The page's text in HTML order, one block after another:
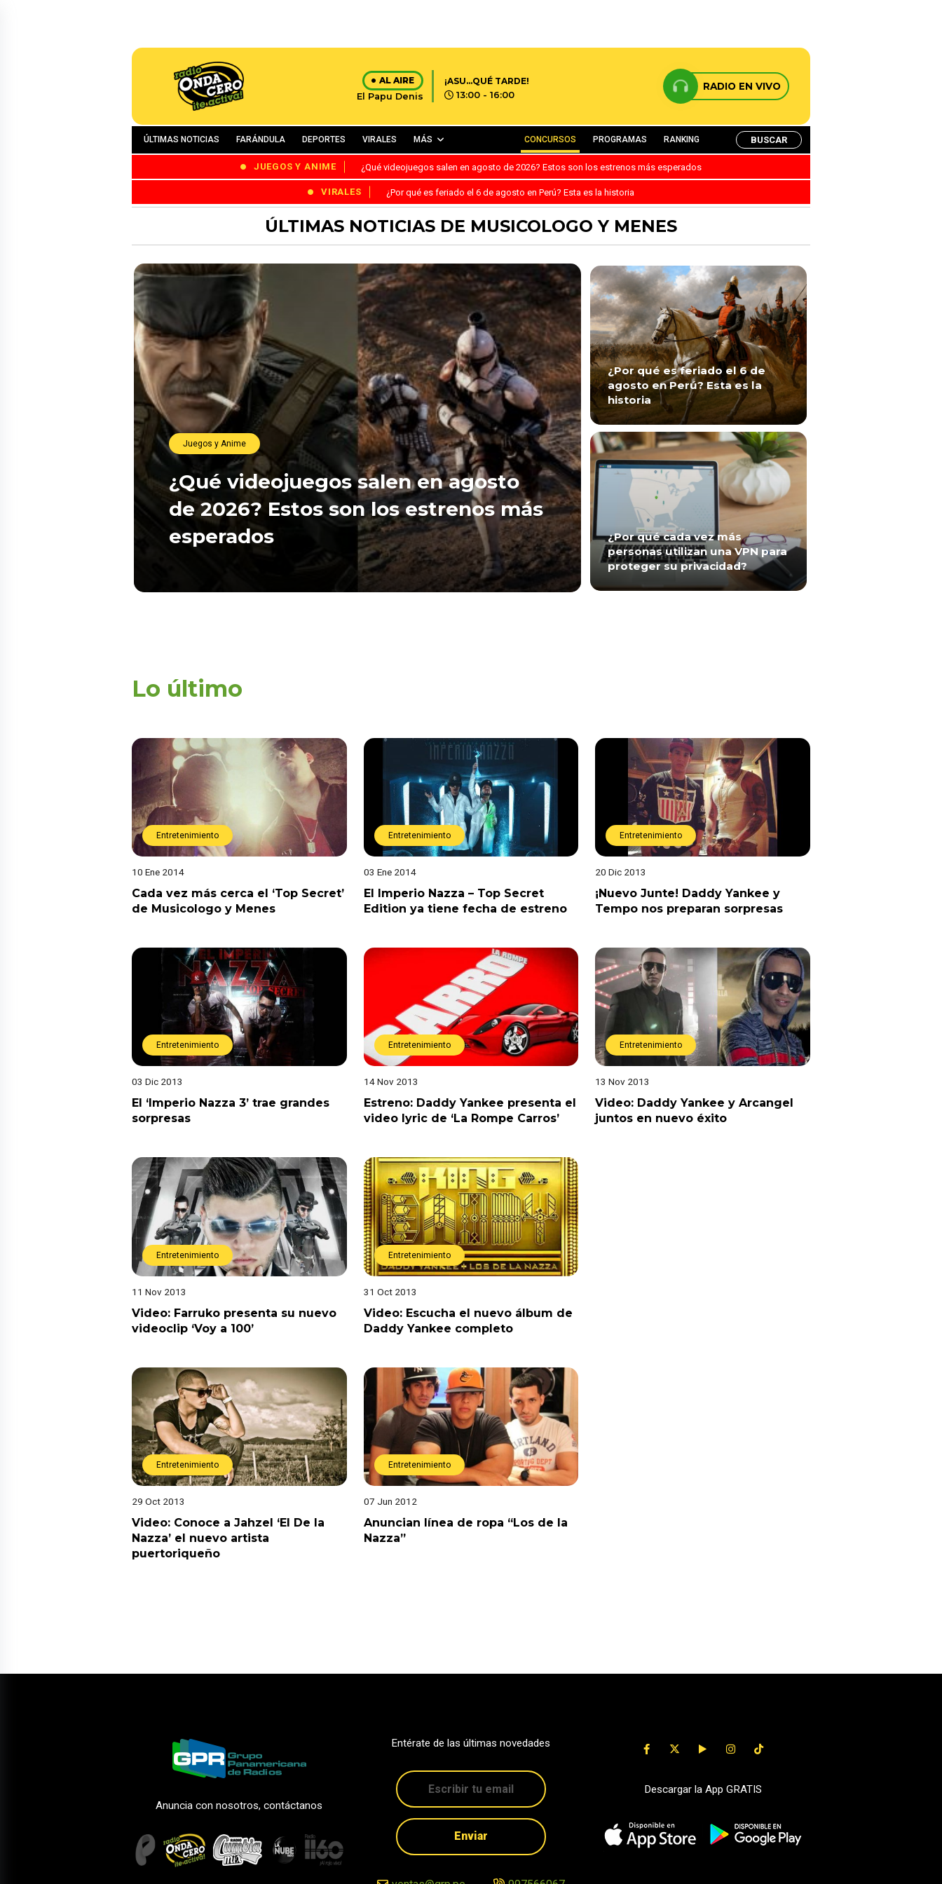
AL AIRE
El Papu Denis
¡ASU...QUÉ TARDE!
13:00 - 16:00
RADIO EN VIVO
ÚLTIMAS NOTICIAS FARÁNDULA DEPORTES VIRALES MÁS CONCURSOS PROGRAMAS RANKING BUSCAR
JUEGOS Y ANIME ¿Qué videojuegos salen en agosto de 2026? Estos son los estrenos más esperados
VIRALES ¿Por qué es feriado el 6 de agosto en Perú? Esta es la historia
ÚLTIMAS NOTICIAS DE MUSICOLOGO Y MENES
Juegos y Anime
¿Qué videojuegos salen en agosto
de 2026? Estos son los estrenos más
esperados
¿Por qué es feriado el 6 de
agosto en Perú? Esta es la
historia
¿Por qué cada vez más
personas utilizan una VPN para
proteger su privacidad?
Lo último
Entretenimiento
10 Ene 2014
Cada vez más cerca el ‘Top Secret’
de Musicologo y Menes
Entretenimiento
03 Ene 2014
El Imperio Nazza – Top Secret
Edition ya tiene fecha de estreno
Entretenimiento
20 Dic 2013
¡Nuevo Junte! Daddy Yankee y
Tempo nos preparan sorpresas
Entretenimiento
03 Dic 2013
El ‘Imperio Nazza 3’ trae grandes
sorpresas
Entretenimiento
14 Nov 2013
Estreno: Daddy Yankee presenta el
video lyric de ‘La Rompe Carros’
Entretenimiento
13 Nov 2013
Video: Daddy Yankee y Arcangel
juntos en nuevo éxito
Entretenimiento
11 Nov 2013
Video: Farruko presenta su nuevo
videoclip ‘Voy a 100’
Entretenimiento
31 Oct 2013
Video: Escucha el nuevo álbum de
Daddy Yankee completo
Entretenimiento
29 Oct 2013
Video: Conoce a Jahzel ‘El De la
Nazza’ el nuevo artista
puertoriqueño
Entretenimiento
07 Jun 2012
Anuncian línea de ropa “Los de la
Nazza”
Anuncia con nosotros, contáctanos
Entérate de las últimas novedades
Enviar
Descargar la App GRATIS